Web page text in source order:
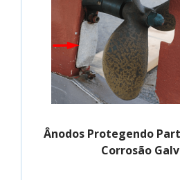
Ânodos Protegendo
Corrosão